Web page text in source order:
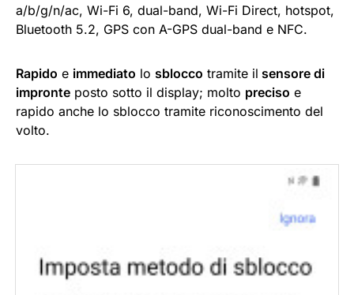
a/b/g/n/ac, Wi-Fi 6, dual-band, Wi-Fi Direct, hotspot,
Bluetooth 5.2, GPS con A-GPS dual-band e NFC.
Rapido e immediato lo sblocco tramite il sensore di
impronte posto sotto il display; molto preciso e
rapido anche lo sblocco tramite riconoscimento del
volto.